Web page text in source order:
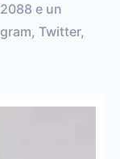
e un
Twitter,